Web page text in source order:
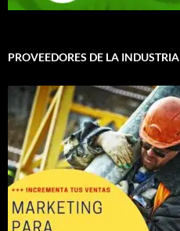
PROVEEDORES DE LA INDUSTRIA